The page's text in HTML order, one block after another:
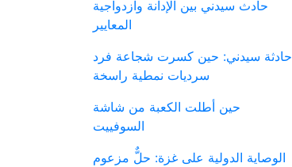
حادث سيدني بين الإدانة وازدواجية
المعايير
حادثة سيدني: حين كسرت شجاعة فرد
سرديات نمطية راسخة
حين أطلت الكعبة من شاشة
السوفييت
الوصاية الدولية على غزة: حلٌّ مزعوم